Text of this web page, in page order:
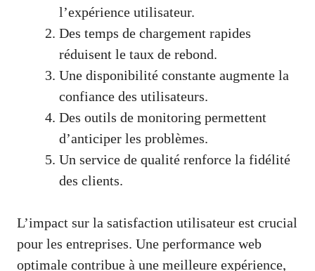
l’expérience utilisateur.
Des temps de chargement rapides
réduisent le taux de rebond.
Une disponibilité constante augmente la
confiance des utilisateurs.
Des outils de monitoring permettent
d’anticiper les problèmes.
Un service de qualité renforce la fidélité
des clients.
L’impact sur la satisfaction utilisateur est crucial
pour les entreprises. Une performance web
optimale contribue à une meilleure expérience,